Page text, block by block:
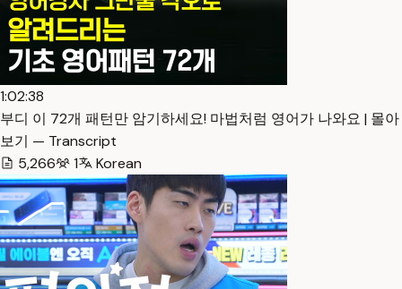
1:02:38
부디 이 72개 패턴만 암기하세요! 마법처럼 영어가 나와요 | 몰아
보기 — Transcript
5,266
1 Korean